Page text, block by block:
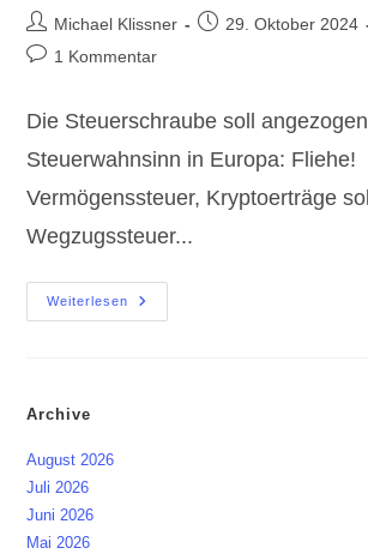
Beitrags-
Autor:
Michael Klissner
Beitrag29. Oktober 2024
Beitrags-
1 Kommentar
Die Steuerschraube soll
Steuerwahnsinn in Europa: Fliehe!
Vermögenssteuer, Kryptoerträge
Wegzugssteuer...
Weiterlesen
Steuerwahnsinn
In
Archive
August 2026
Juli 2026
Juni 2026
Mai 2026